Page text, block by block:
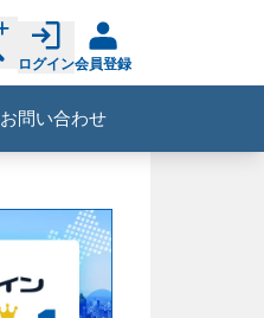
ログイン会員登録
お問い合わせ